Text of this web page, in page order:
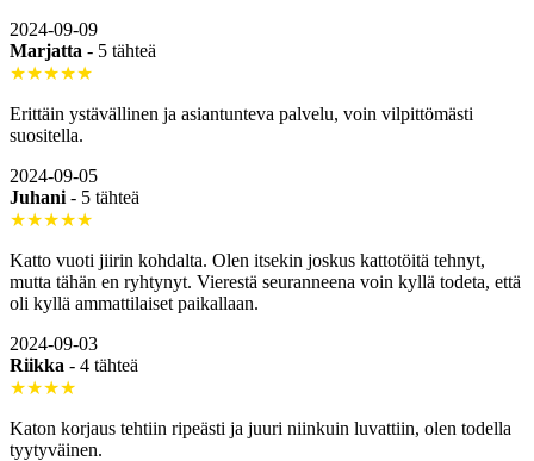
2024-09-09
Marjatta - 5 tähteä
★★★★★
Erittäin ystävällinen ja asiantunteva palvelu, voin vilpittömästi
suositella.
2024-09-05
Juhani - 5 tähteä
★★★★★
Katto vuoti jiirin kohdalta. Olen itsekin joskus kattotöitä tehnyt,
mutta tähän en ryhtynyt. Vierestä seuranneena voin kyllä todeta, että
oli kyllä ammattilaiset paikallaan.
2024-09-03
Riikka - 4 tähteä
★★★★
Katon korjaus tehtiin ripeästi ja juuri niinkuin luvattiin, olen todella
tyytyväinen.